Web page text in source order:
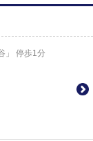
」 停歩1分